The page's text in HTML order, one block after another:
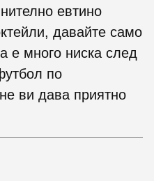
евтино
давайте само
е много ниска след
по
ви дава приятно